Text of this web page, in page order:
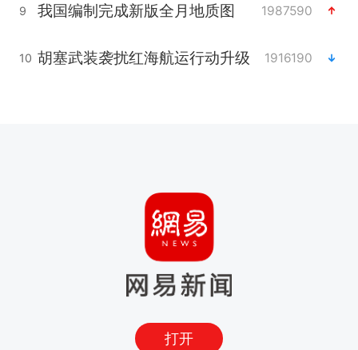
9 我国编制完成新版全月地质图 1987590
10 胡塞武装袭扰红海航运行动升级 1916190
打开